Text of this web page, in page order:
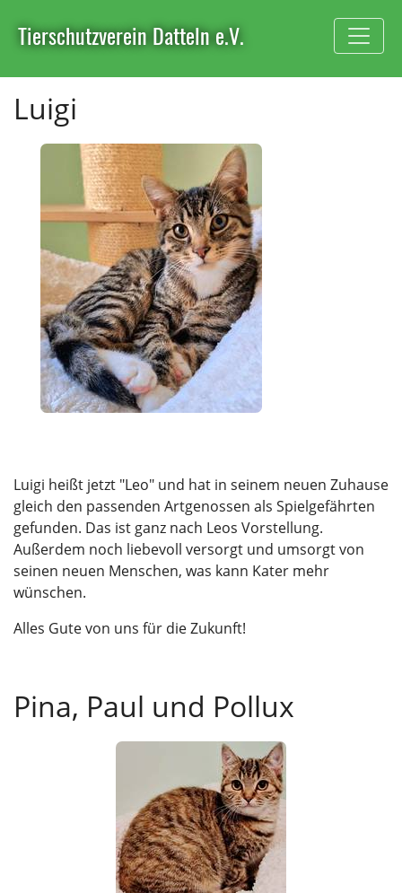
Tierschutzverein Datteln e.V.
Luigi
Luigi heißt jetzt "Leo" und hat in seinem neuen Zuhause
gleich den passenden Artgenossen als Spielgefährten
gefunden. Das ist ganz nach Leos Vorstellung.
Außerdem noch liebevoll versorgt und umsorgt von
seinen neuen Menschen, was kann Kater mehr
wünschen.
Alles Gute von uns für die Zukunft!
Pina, Paul und Pollux